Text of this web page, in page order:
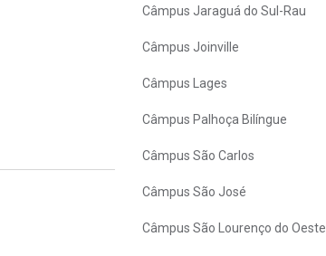
Câmpus Jaraguá do Sul-Rau
Câmpus Joinville
Câmpus Lages
Câmpus Palhoça Bilíngue
Câmpus São Carlos
Câmpus São José
Câmpus São Lourenço do Oeste